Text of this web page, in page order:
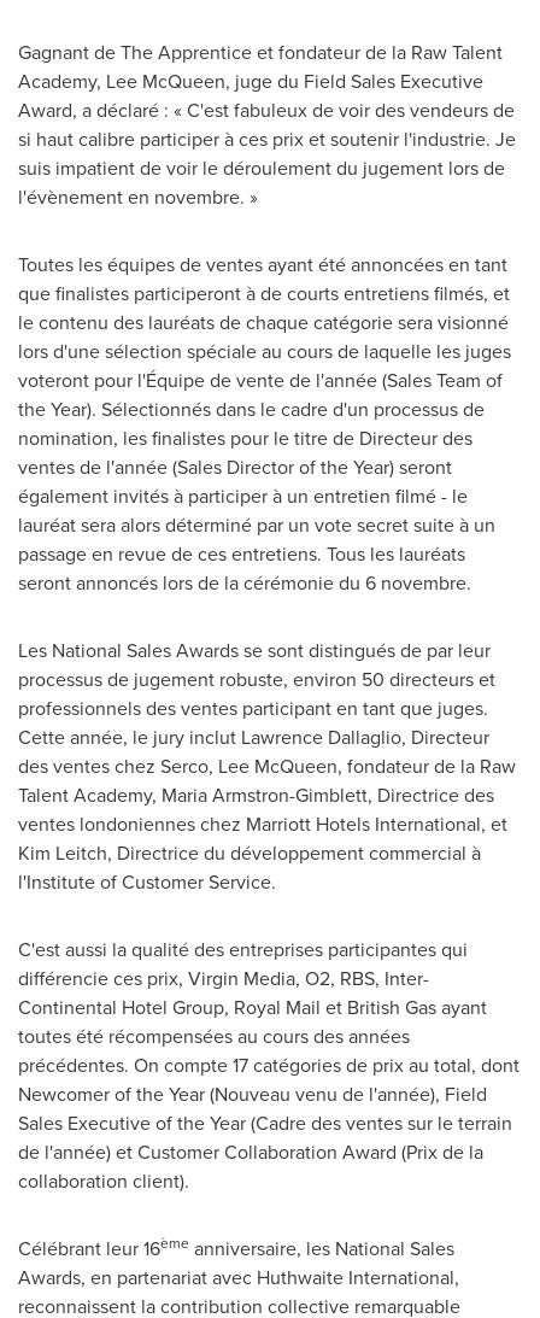
Gagnant de The Apprentice et fondateur de la Raw Talent
Academy, Lee McQueen, juge du Field Sales Executive
Award, a déclaré : « C'est fabuleux de voir des vendeurs de
si haut calibre participer à ces prix et soutenir l'industrie. Je
suis impatient de voir le déroulement du jugement lors de
l'évènement en novembre. »
Toutes les équipes de ventes ayant été annoncées en tant
que finalistes participeront à de courts entretiens filmés, et
le contenu des lauréats de chaque catégorie sera visionné
lors d'une sélection spéciale au cours de laquelle les juges
voteront pour l'Équipe de vente de l'année (Sales Team of
the Year). Sélectionnés dans le cadre d'un processus de
nomination, les finalistes pour le titre de Directeur des
ventes de l'année (Sales Director of the Year) seront
également invités à participer à un entretien filmé - le
lauréat sera alors déterminé par un vote secret suite à un
passage en revue de ces entretiens. Tous les lauréats
seront annoncés lors de la cérémonie du 6 novembre.
Les National Sales Awards se sont distingués de par leur
processus de jugement robuste, environ 50 directeurs et
professionnels des ventes participant en tant que juges.
Cette année, le jury inclut Lawrence Dallaglio, Directeur
des ventes chez Serco, Lee McQueen, fondateur de la Raw
Talent Academy, Maria Armstron-Gimblett, Directrice des
ventes londoniennes chez Marriott Hotels International, et
Kim Leitch, Directrice du développement commercial à
l'Institute of Customer Service.
C'est aussi la qualité des entreprises participantes qui
différencie ces prix, Virgin Media, O2, RBS, Inter-
Continental Hotel Group, Royal Mail et British Gas ayant
toutes été récompensées au cours des années
précédentes. On compte 17 catégories de prix au total, dont
Newcomer of the Year (Nouveau venu de l'année), Field
Sales Executive of the Year (Cadre des ventes sur le terrain
de l'année) et Customer Collaboration Award (Prix de la
collaboration client).
Célébrant leur 16ème anniversaire, les National Sales
Awards, en partenariat avec Huthwaite International,
reconnaissent la contribution collective remarquable